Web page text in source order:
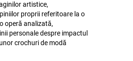
artistice,
proprii referitoare la o
operă analizată,
personale despre impactul
crochuri de modă